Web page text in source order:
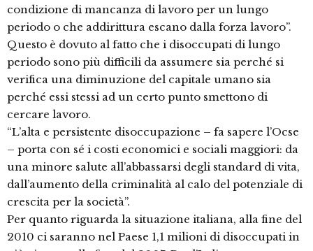
condizione di mancanza di lavoro per un lungo
periodo o che addirittura escano dalla forza lavoro”.
Questo è dovuto al fatto che i disoccupati di lungo
periodo sono più difficili da assumere sia perché si
verifica una diminuzione del capitale umano sia
perché essi stessi ad un certo punto smettono di
cercare lavoro.
“L’alta e persistente disoccupazione – fa sapere l’Ocse
– porta con sé i costi economici e sociali maggiori: da
una minore salute all’abbassarsi degli standard di vita,
dall’aumento della criminalità al calo del potenziale di
crescita per la società”.
Per quanto riguarda la situazione italiana, alla fine del
2010 ci saranno nel Paese 1,1 milioni di disoccupati in